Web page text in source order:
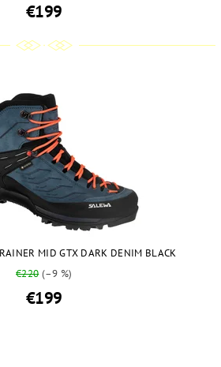
€199
MID GTX DARK DENIM BLACK
€220(–9 %)
€199